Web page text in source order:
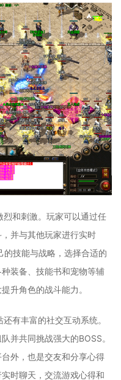
烈和刺激。玩家可以通过任
并与其他玩家进行实时
的技能与战略，选择合适的
装备、技能书和宠物等辅
升角色的战斗能力。
有丰富的社交互动系统。
并共同挑战强大的BOSS。
外，也是交友和分享心得
时聊天，交流游戏心得和